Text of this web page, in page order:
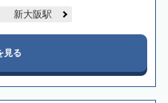
新大阪駅
見る